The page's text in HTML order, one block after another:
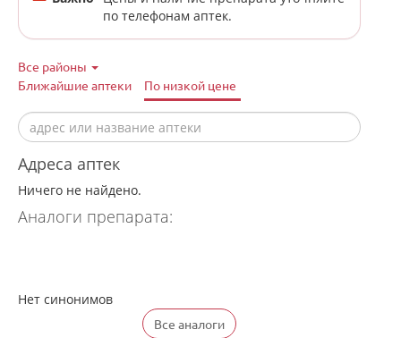
по телефонам аптек.
Все районы
Ближайшие аптеки
По низкой цене
Адреса аптек
Ничего не найдено.
Аналоги препарата:
Нет синонимов
Все аналоги